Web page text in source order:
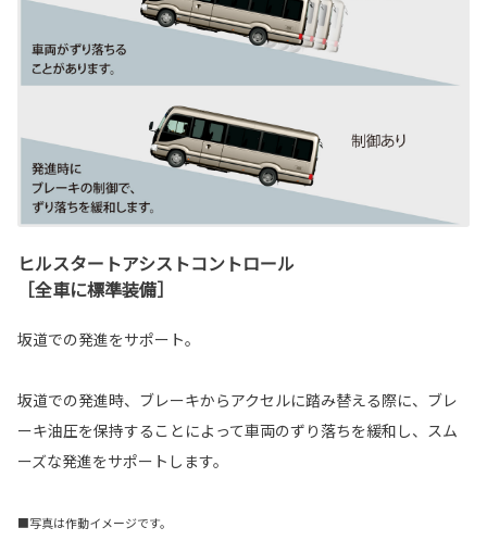
ヒルスタートアシストコントロール
［全車に標準装備］
坂道での発進をサポート。
坂道での発進時、ブレーキからアクセルに踏み替える際に、ブレ
ーキ油圧を保持することによって車両のずり落ちを緩和し、スム
ーズな発進をサポートします。
■写真は作動イメージです。